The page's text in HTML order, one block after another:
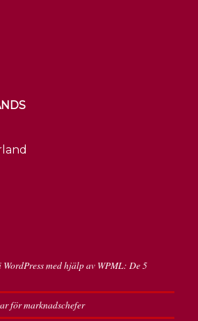
med hjälp av WPML: De 5
för marknadschefer